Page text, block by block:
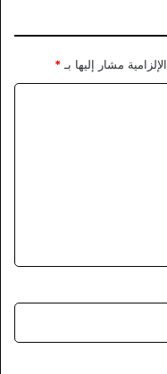
مشار إليها بـ *